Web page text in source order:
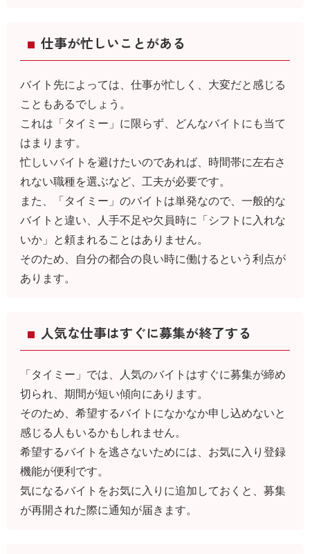
仕事が忙しいことがある
バイト先によっては、仕事が忙しく、大変だと感じる
こともあるでしょう。
これは「タイミー」に限らず、どんなバイトにも当て
はまります。
忙しいバイトを避けたいのであれば、時間帯に左右さ
れない職種を選ぶなど、工夫が必要です。
また、「タイミー」のバイトは単発なので、一般的な
バイトと違い、人手不足や欠員時に「シフトに入れな
いか」と頼まれることはありません。
そのため、自分の都合の良い時に働けるという利点が
あります。
人気な仕事はすぐに募集が終了する
「タイミー」では、人気のバイトはすぐに募集が締め
切られ、期間が短い傾向にあります。
そのため、希望するバイトになかなか申し込めないと
感じる人もいるかもしれません。
希望するバイトを逃さないためには、お気に入り登録
機能が便利です。
気になるバイトをお気に入りに追加しておくと、募集
が再開された際に通知が届きます。